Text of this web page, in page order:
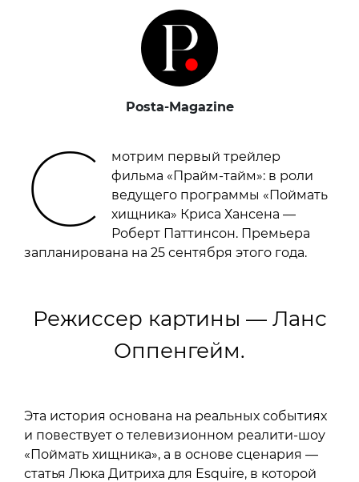
Posta-Magazine
С
мотрим первый трейлер
фильма «Прайм-тайм»: в роли
ведущего программы «Поймать
хищника» Криса Хансена —
Роберт Паттинсон. Премьера
запланирована на 25 сентября этого года.
Режиссер картины — Ланс
Оппенгейм.
Эта история основана на реальных событиях
и повествует о телевизионном реалити-шоу
«Поймать хищника», а в основе сценария —
статья Люка Дитриха для Esquire, в которой